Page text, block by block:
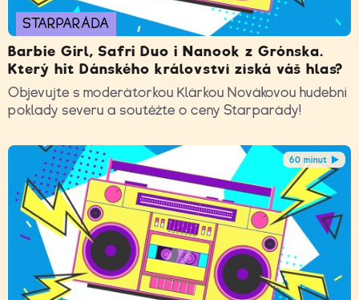
STARPARÁDA
Barbie Girl, Safri Duo i Nanook z Grónska.
Který hit Dánského království získá váš hlas?
Objevujte s moderátorkou Klárkou Novákovou hudební
poklady severu a soutěžte o ceny Starparády!
60 minut